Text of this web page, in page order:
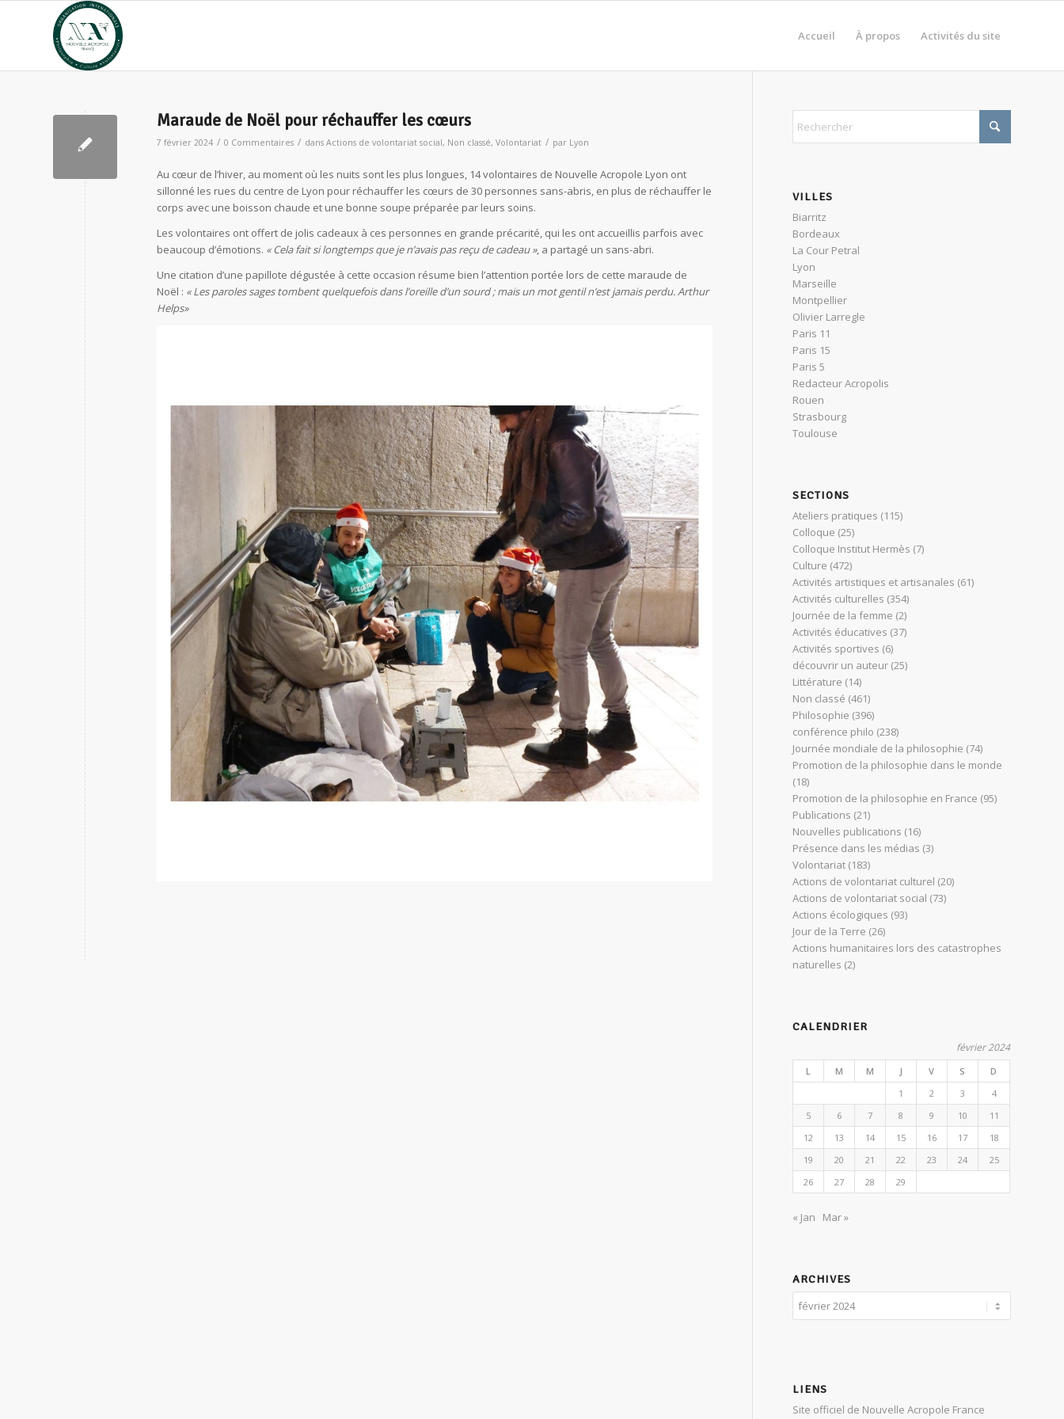
Accueil À propos Activités du site
Maraude de Noël pour réchauffer les cœurs
7 février 2024 / 0 Commentaires / dans Actions de volontariat social, Non classé, Volontariat / par Lyon
Au cœur de l’hiver, au moment où les nuits sont les plus longues, 14 volontaires de Nouvelle Acropole Lyon ont
sillonné les rues du centre de Lyon pour réchauffer les cœurs de 30 personnes sans-abris, en plus de réchauffer le
corps avec une boisson chaude et une bonne soupe préparée par leurs soins.
Les volontaires ont offert de jolis cadeaux à ces personnes en grande précarité, qui les ont accueillis parfois avec
beaucoup d’émotions. « Cela fait si longtemps que je n’avais pas reçu de cadeau », a partagé un sans-abri.
Une citation d’une papillote dégustée à cette occasion résume bien l’attention portée lors de cette maraude de
Noël : « Les paroles sages tombent quelquefois dans l’oreille d’un sourd ; mais un mot gentil n’est jamais perdu. Arthur
Helps»
VILLES
Biarritz
Bordeaux
La Cour Petral
Lyon
Marseille
Montpellier
Olivier Larregle
Paris 11
Paris 15
Paris 5
Redacteur Acropolis
Rouen
Strasbourg
Toulouse
SECTIONS
Ateliers pratiques (115)
Colloque (25)
Colloque Institut Hermès (7)
Culture (472)
Activités artistiques et artisanales (61)
Activités culturelles (354)
Journée de la femme (2)
Activités éducatives (37)
Activités sportives (6)
découvrir un auteur (25)
Littérature (14)
Non classé (461)
Philosophie (396)
conférence philo (238)
Journée mondiale de la philosophie (74)
Promotion de la philosophie dans le monde
(18)
Promotion de la philosophie en France (95)
Publications (21)
Nouvelles publications (16)
Présence dans les médias (3)
Volontariat (183)
Actions de volontariat culturel (20)
Actions de volontariat social (73)
Actions écologiques (93)
Jour de la Terre (26)
Actions humanitaires lors des catastrophes
naturelles (2)
CALENDRIER
février 2024
L M M J V S
D
1
2 3
4
5
6 7 8 9 10
11
12
13 14 15 16 17
18
19
20 21 22 23 24
25
26
27 28 29
« Jan Mar »
ARCHIVES
LIENS
Site officiel de Nouvelle Acropole France